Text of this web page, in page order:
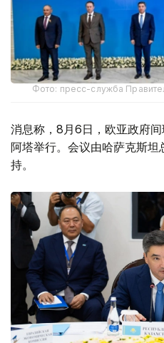
Фото: пресс-служба
消息称，8月6日，欧亚政府
阿塔举行。会议由哈萨克斯坦
持。